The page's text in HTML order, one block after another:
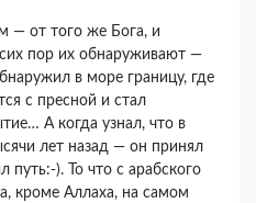
— от того же Бога, и
пор их обнаруживают —
в море границу, где
с пресной и стал
А когда узнал, что в
лет назад — он принял
путь:-). То что с арабского
кроме Аллаха, на самом